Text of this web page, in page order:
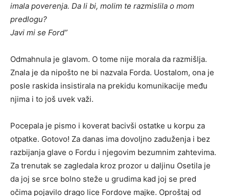
imala poverenja. Da li bi, molim te razmislila o mom
predlogu?
Javi mi se Ford”
Odmahnula je glavom. O tome nije morala da razmišlja.
Znala je da nipošto ne bi nazvala Forda. Uostalom, ona je
posle raskida insistirala na prekidu komunikacije među
njima i to još uvek važi.
Pocepala je pismo i koverat bacivši ostatke u korpu za
otpatke. Gotovo! Za danas ima dovoljno zaduženja i bez
razbijanja glave o Fordu i njegovim bezumnim zahtevima.
Za trenutak se zagledala kroz prozor u daljinu Osetila je
da joj se srce bolno steže u grudima kad joj se pred
očima pojavilo drago lice Fordove majke. Oproštaj od